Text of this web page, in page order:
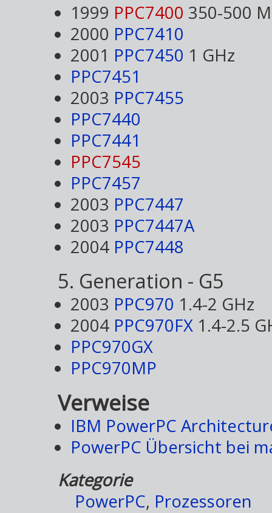
1999 PPC7400 350-500
2000 PPC7410
2001 PPC7450 1 GHz
PPC7451
2003 PPC7455
PPC7440
PPC7441
PPC7545
PPC7457
2003 PPC7447
2003 PPC7447A
2004 PPC7448
5. Generation - G5
2003 PPC970 1.4-2 GHz
2004 PPC970FX 1.4-2.5
PPC970GX
PPC970MP
Verweise
IBM PowerPC
PowerPC Übersicht bei
Kategorie
PowerPC, Prozessoren